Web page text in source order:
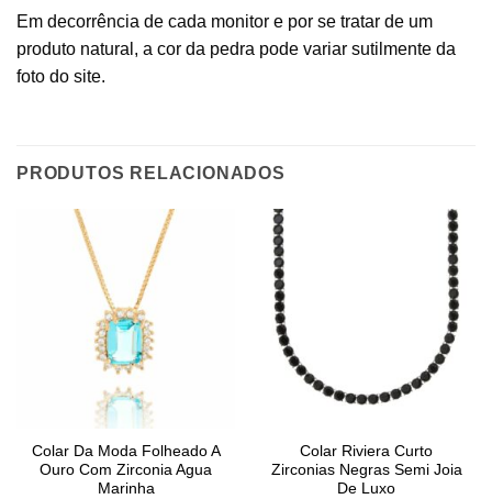
Em decorrência de cada monitor e por se tratar de um
produto natural, a cor da pedra pode variar sutilmente da
foto do site.
PRODUTOS RELACIONADOS
Colar Da Moda Folheado A
Ouro Com Zirconia Agua
Marinha
Colar Riviera Curto
Zirconias Negras Semi Joia
De Luxo